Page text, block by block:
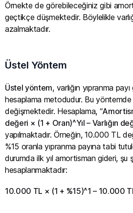
Örnekte de görebileceğiniz gibi
geçtikçe düşmektedir. Böylelikle
azalmaktadır.
Üstel Yöntem
Üstel yöntem, varlığın yıpranma
hesaplama metodudur. Bu yöntemde
değişmektedir. Hesaplama, “
değeri × (1 + Oran)^Yıl – Varlığın
yapılmaktadır. Örneğin, 10.000 TL
%15 oranla yıpranma payına tabi
durumda ilk yıl amortisman gideri, şu
hesaplanmaktadır:
10.000 TL × (1 + %15)^1 – 10.000